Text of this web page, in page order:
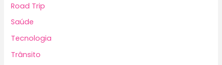
Road Trip
Saúde
Tecnologia
Trânsito